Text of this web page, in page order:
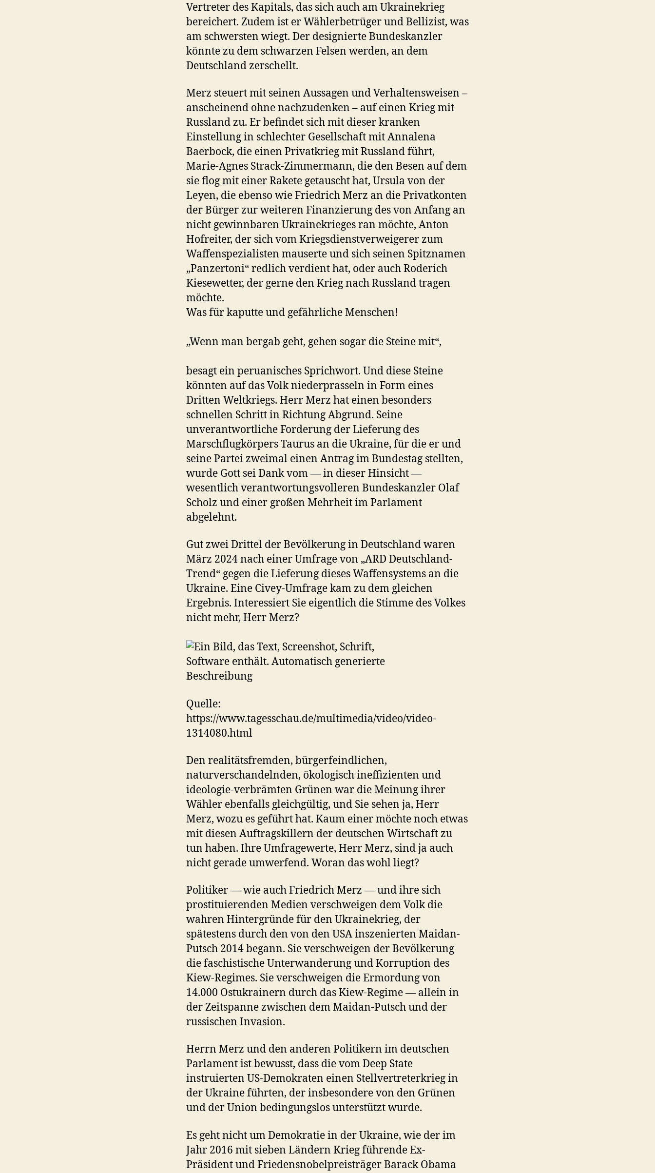
Vertreter des Kapitals, das sich auch am Ukrainekrieg
bereichert. Zudem ist er Wählerbetrüger und Bellizist, was
am schwersten wiegt. Der designierte Bundeskanzler
könnte zu dem schwarzen Felsen werden, an dem
Deutschland zerschellt.
Merz steuert mit seinen Aussagen und Verhaltensweisen –
anscheinend ohne nachzudenken – auf einen Krieg mit
Russland zu. Er befindet sich mit dieser kranken
Einstellung in schlechter Gesellschaft mit Annalena
Baerbock, die einen Privatkrieg mit Russland führt,
Marie-Agnes Strack-Zimmermann, die den Besen auf dem
sie flog mit einer Rakete getauscht hat, Ursula von der
Leyen, die ebenso wie Friedrich Merz an die Privatkonten
der Bürger zur weiteren Finanzierung des von Anfang an
nicht gewinnbaren Ukrainekrieges ran möchte, Anton
Hofreiter, der sich vom Kriegsdienstverweigerer zum
Waffenspezialisten mauserte und sich seinen Spitznamen
„Panzertoni“ redlich verdient hat, oder auch Roderich
Kiesewetter, der gerne den Krieg nach Russland tragen
möchte.
Was für kaputte und gefährliche Menschen!
„Wenn man bergab geht, gehen sogar die Steine mit“,
besagt ein peruanisches Sprichwort. Und diese Steine
könnten auf das Volk niederprasseln in Form eines
Dritten Weltkriegs. Herr Merz hat einen besonders
schnellen Schritt in Richtung Abgrund. Seine
unverantwortliche Forderung der Lieferung des
Marschflugkörpers Taurus an die Ukraine, für die er und
seine Partei zweimal einen Antrag im Bundestag stellten,
wurde Gott sei Dank vom — in dieser Hinsicht —
wesentlich verantwortungsvolleren Bundeskanzler Olaf
Scholz und einer großen Mehrheit im Parlament
abgelehnt.
Gut zwei Drittel der Bevölkerung in Deutschland waren
März 2024 nach einer Umfrage von „ARD Deutschland-
Trend“ gegen die Lieferung dieses Waffensystems an die
Ukraine. Eine Civey-Umfrage kam zu dem gleichen
Ergebnis. Interessiert Sie eigentlich die Stimme des Volkes
nicht mehr, Herr Merz?
Quelle:
https://www.tagesschau.de/multimedia/video/video-
1314080.html
Den realitätsfremden, bürgerfeindlichen,
naturverschandelnden, ökologisch ineffizienten und
ideologie-verbrämten Grünen war die Meinung ihrer
Wähler ebenfalls gleichgültig, und Sie sehen ja, Herr
Merz, wozu es geführt hat. Kaum einer möchte noch etwas
mit diesen Auftragskillern der deutschen Wirtschaft zu
tun haben. Ihre Umfragewerte, Herr Merz, sind ja auch
nicht gerade umwerfend. Woran das wohl liegt?
Politiker — wie auch Friedrich Merz — und ihre sich
prostituierenden Medien verschweigen dem Volk die
wahren Hintergründe für den Ukrainekrieg, der
spätestens durch den von den USA inszenierten Maidan-
Putsch 2014 begann. Sie verschweigen der Bevölkerung
die faschistische Unterwanderung und Korruption des
Kiew-Regimes. Sie verschweigen die Ermordung von
14.000 Ostukrainern durch das Kiew-Regime — allein in
der Zeitspanne zwischen dem Maidan-Putsch und der
russischen Invasion.
Herrn Merz und den anderen Politikern im deutschen
Parlament ist bewusst, dass die vom Deep State
instruierten US-Demokraten einen Stellvertreterkrieg in
der Ukraine führten, der insbesondere von den Grünen
und der Union bedingungslos unterstützt wurde.
Es geht nicht um Demokratie in der Ukraine, wie der im
Jahr 2016 mit sieben Ländern Krieg führende Ex-
Präsident und Friedensnobelpreisträger Barack Obama